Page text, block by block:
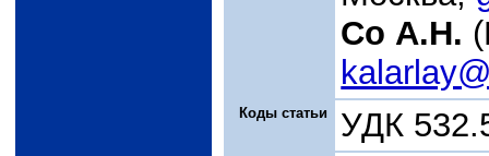
Со А.Н.
Коды статьи УДК